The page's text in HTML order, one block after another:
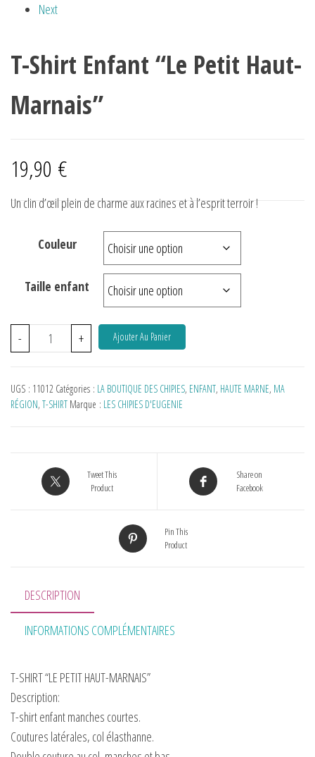
Next
T-Shirt Enfant “Le Petit Haut-
Marnais”
19,90 €
Un clin d’œil plein de charme aux racines et à l’esprit terroir !
Couleur
Taille enfant
- + Ajouter Au Panier
UGS : 11012 Catégories : LA BOUTIQUE DES CHIPIES, ENFANT, HAUTE MARNE, MA
RÉGION, T-SHIRT Marque : LES CHIPIES D'EUGENIE
Tweet This
Product
Share on
Facebook
Pin This
Product
DESCRIPTION
INFORMATIONS COMPLÉMENTAIRES
T-SHIRT “LE PETIT HAUT-MARNAIS”
Description:
T-shirt enfant manches courtes.
Coutures latérales, col élasthanne.